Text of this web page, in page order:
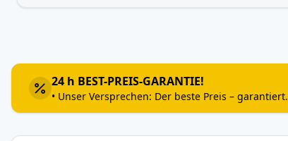
Bildergalerie
springen 24 h BEST-PREIS-GARANTIE!
• Unser Versprechen: Der beste Preis – garantiert.